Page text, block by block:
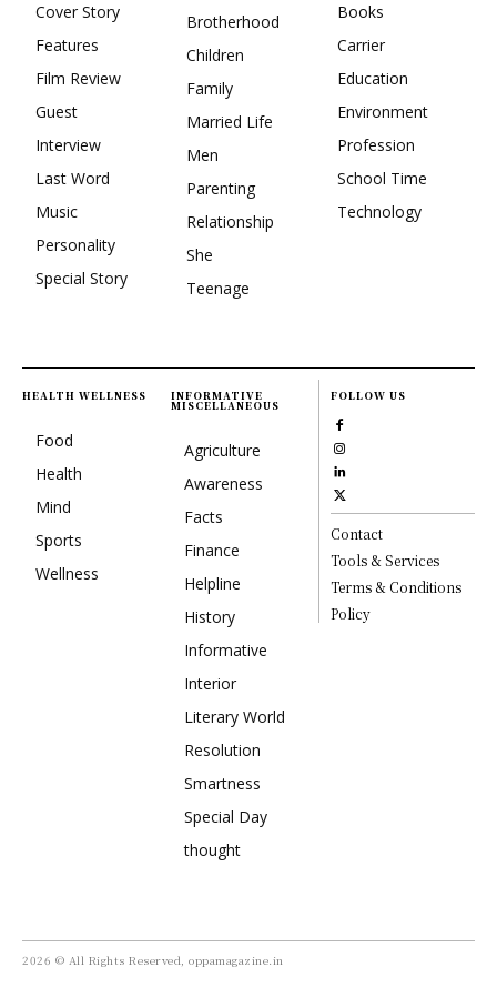
Cover Story
Features
Film Review
Guest
Interview
Last Word
Music
Personality
Special Story
Brotherhood
Children
Family
Married Life
Men
Parenting
Relationship
She
Teenage
Books
Carrier
Education
Environment
Profession
School Time
Technology
HEALTH WELLNESS
Food
Health
Mind
Sports
Wellness
INFORMATIVE
MISCELLANEOUS
Agriculture
Awareness
Facts
Finance
Helpline
History
Informative
Interior
Literary World
Resolution
Smartness
Special Day
thought
FOLLOW US
Contact
Tools & Services
Terms & Conditions
Policy
2026 © All Rights Reserved, oppamagazine.in